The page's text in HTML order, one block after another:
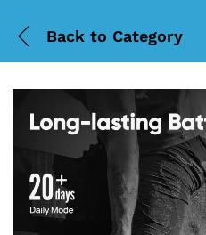
Back to Category